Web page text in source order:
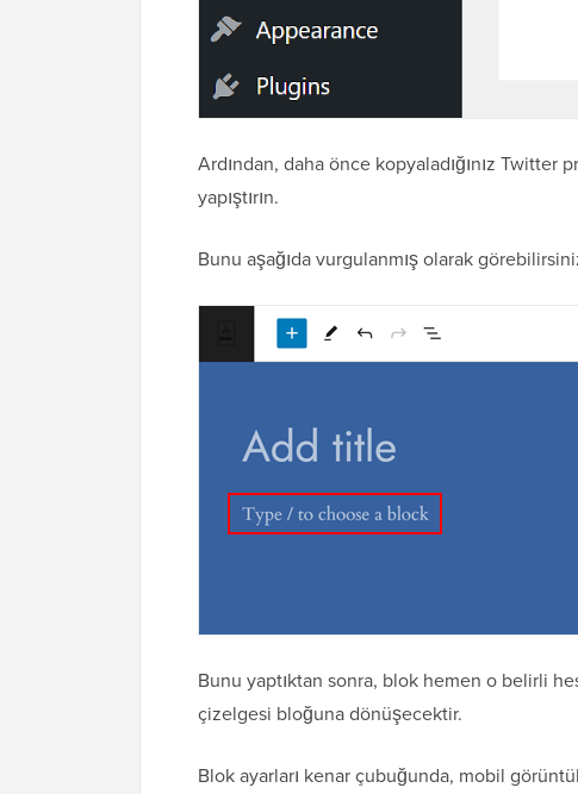
Ardından, daha önce kopyaladığınız Twitter
yapıştırın.
Bunu aşağıda vurgulanmış olarak
Bunu yaptıktan sonra, blok hemen o belirli
çizelgesi bloğuna dönüşecektir.
Blok ayarları kenar çubuğunda, mobil